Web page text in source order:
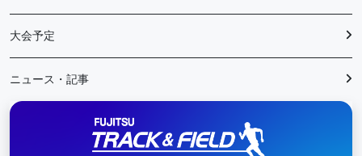
大会予定
ニュース・記事